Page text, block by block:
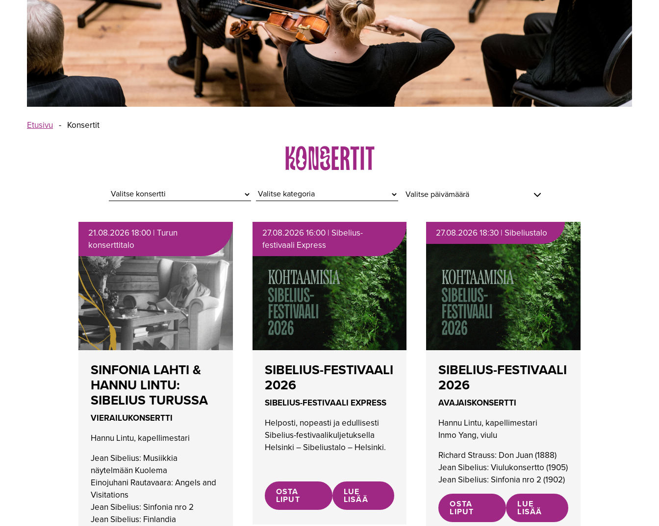
Etusivu - Konsertit
KONSERTIT
Valitse päivämäärä
21.08.2026 18:00 | Turun
konserttitalo
SINFONIA LAHTI &
HANNU LINTU:
SIBELIUS TURUSSA
VIERAILUKONSERTTI
Hannu Lintu, kapellimestari
Jean Sibelius: Musiikkia
näytelmään Kuolema
Einojuhani Rautavaara: Angels and
Visitations
Jean Sibelius: Sinfonia nro 2
Jean Sibelius: Finlandia
27.08.2026 16:00 | Sibelius-
festivaali Express
SIBELIUS-FESTIVAALI
2026
SIBELIUS-FESTIVAALI EXPRESS
Helposti, nopeasti ja edullisesti
Sibelius-festivaalikuljetuksella
Helsinki – Sibeliustalo – Helsinki.
OSTA
LIPUT
LUE
LISÄÄ
27.08.2026 18:30 | Sibeliustalo
SIBELIUS-FESTIVAALI
2026
AVAJAISKONSERTTI
Hannu Lintu, kapellimestari
Inmo Yang, viulu
Richard Strauss: Don Juan (1888)
Jean Sibelius: Viulukonsertto (1905)
Jean Sibelius: Sinfonia nro 2 (1902)
OSTA
LIPUT
LUE
LISÄÄ